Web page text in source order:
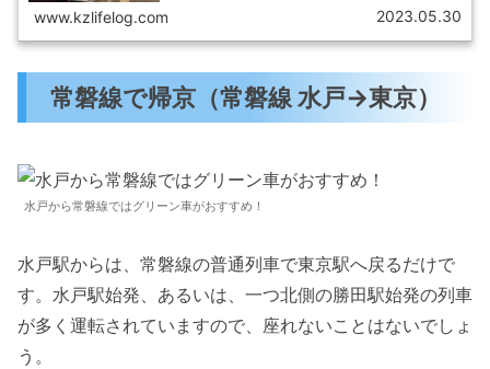
なローカル線です。この記事では、鹿島臨海鉄道 大洗鹿島
www.kzlifelog.com 2023.05.30
常磐線で帰京（常磐線 水戸→東京）
水戸から常磐線ではグリーン車がおすすめ！
水戸駅からは、常磐線の普通列車で東京駅へ戻るだけで
す。水戸駅始発、あるいは、一つ北側の勝田駅始発の列車
が多く運転されていますので、座れないことはないでしょ
う。